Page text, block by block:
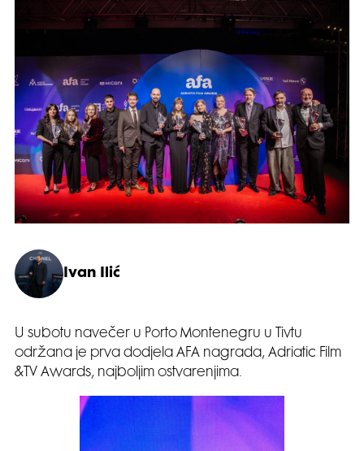
Ivan Ilić
U subotu navečer u Porto Montenegru u Tivtu
održana je prva dodjela AFA nagrada, Adriatic Film
&TV Awards, najboljim ostvarenjima.